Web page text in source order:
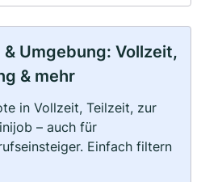
Umgebung: Vollzeit,
& mehr
in Vollzeit, Teilzeit, zur
– auch für
Einfach filtern